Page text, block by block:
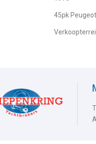
45pk